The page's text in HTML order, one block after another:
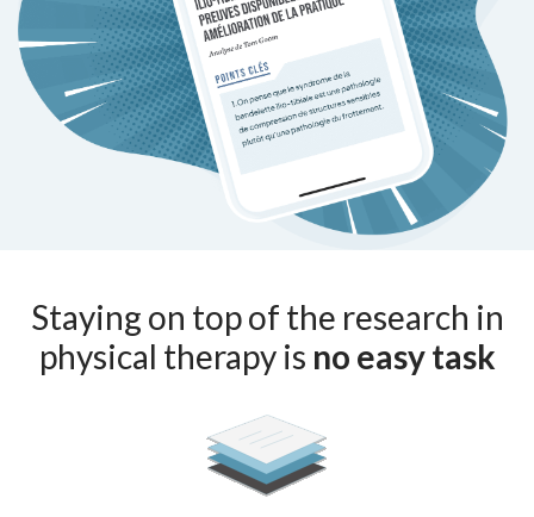
Staying on top of the research in
physical therapy is no easy task